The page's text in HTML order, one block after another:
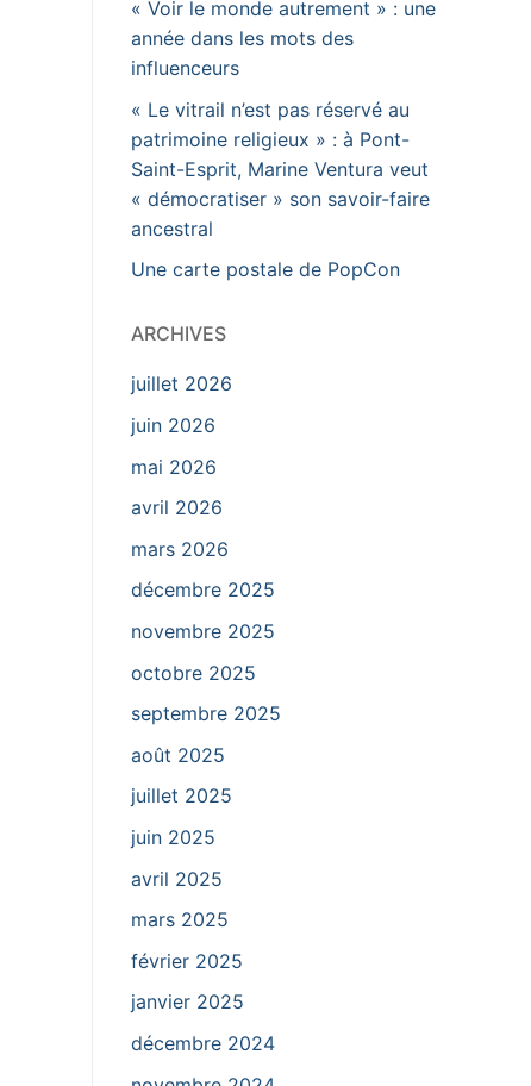
« Voir le monde autrement » : une
année dans les mots des
influenceurs
« Le vitrail n’est pas réservé au
patrimoine religieux » : à Pont-
Saint-Esprit, Marine Ventura veut
« démocratiser » son savoir-faire
ancestral
Une carte postale de PopCon
ARCHIVES
juillet 2026
juin 2026
mai 2026
avril 2026
mars 2026
décembre 2025
novembre 2025
octobre 2025
septembre 2025
août 2025
juillet 2025
juin 2025
avril 2025
mars 2025
février 2025
janvier 2025
décembre 2024